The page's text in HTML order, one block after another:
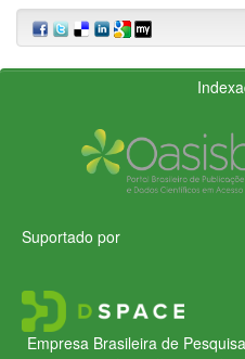
Suportado por
Empresa Brasileira de